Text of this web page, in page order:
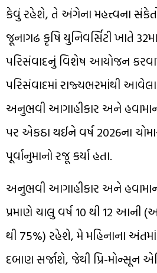
કેવું રહેશે, તે અંગેના મહત્ત્વના
જૂનાગઢ કૃષિ યુનિવર્સિટી ખાતે 32મા
પરિસંવાદનું વિશેષ આયોજન
પરિસંવાદમાં રાજ્યભરમાંથી
અનુભવી આગાહીકાર અને
પર એકઠા થઈને વર્ષ 2026ના
પૂર્વાનુમાનો રજૂ કર્યા હતા.
અનુભવી આગાહીકાર અને
પ્રમાણે ચાલુ વર્ષ 10 થી 12 આની
થી 75%) રહેશે, મે મહિનાના
દબાણ સર્જાશે, જેથી પ્રિ-મોન્સૂન